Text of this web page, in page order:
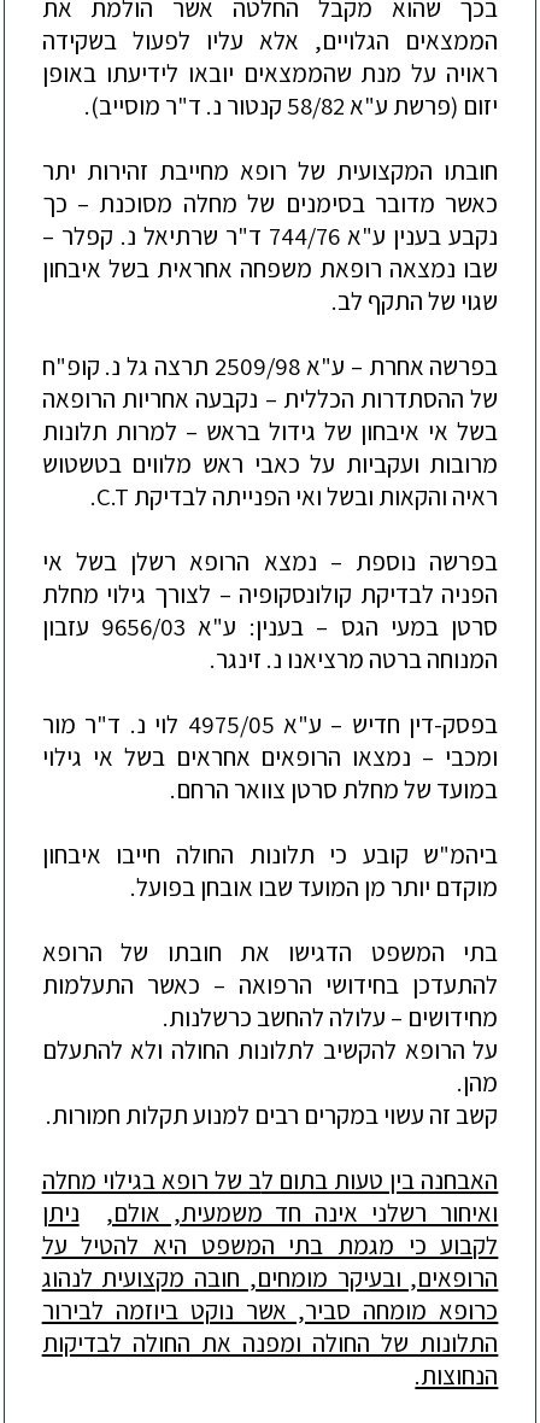
בכך שהוא מקבל החלטה אשר הולמת את
הממצאים הגלויים, אלא עליו לפעול בשקידה
ראויה על מנת שהממצאים יובאו לידיעתובאופן
יזום (פרשת ע"א 58/82 קנטור נ. ד"ר מוסייב).
חובתו המקצועית של רופא מחייבת זהירות יתר
כאשר מדובר בסימנים של מחלה מסוכנת – כך
נקבע בענין ע"א 744/76 ד"ר שרתיאל נ. קפלר –
שבו נמצאה רופאת משפחה אחראית בשל איבחון
שגוי של התקף לב.
בפרשה אחרת –
ע"א 2509/98 תרצה גל נ. קופ"ח
של ההסתדרות הכללית – נקבעה אחריות הרופאה
בשל אי איבחון של גידול בראש – למרות תלונות
מרובות ועקביות על כאבי ראש מלווים בטשטוש
ראיה והקאות ובשל ואי הפנייתה לבדיקת C.T
.
בפרשה נוספת – נמצא הרופא רשלן בשל אי
הפניה לבדיקת קולונסקופיה – לצורך גילוי מחלת
סרטן במעי הגס –בענין:
ע"א 9656/03 עזבון
המנוחה ברטה מרציאנו נ. זינגר.
בפסק-דין חדיש –
ע"א 4975/05 לוי נ. ד"ר מור
ומכבי – נמצאו הרופאים אחראים בשל אי גילוי
במועד של מחלת סרטן צוואר הרחם.
ביהמ"ש קובע כי תלונות החולה חייבו איבחון
מוקדם יותר מן המועד שבו אובחן בפועל.
בתי המשפט הדגישו את חובתו של הרופא
להתעדכן בחידושי הרפואה – כאשר התעלמות
מחידושים – עלולה להחשב כרשלנות.
על הרופא להקשיב לתלונות החולה ולא להתעלם
מהן.
קשב זה עשוי במקרים רבים למנוע תקלות חמורות.
האבחנה בין טעות בתום לב של רופא בגילוי מחלה
ואיחור רשלני אינה חד משמעית, אולם,
ניתן
לקבוע כי מגמת בתי המשפט היא להטיל על
הרופאים, ובעיקר מומחים, חובה מקצועית לנהוג
כרופא מומחה סביר, אשר נוקט ביוזמה לבירור
התלונות של החולה ומפנה את החולה לבדיקות
הנחוצות.